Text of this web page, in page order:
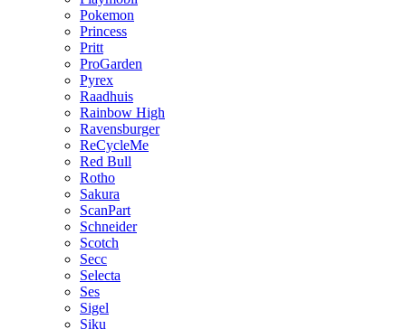
Pokemon
Princess
Pritt
ProGarden
Pyrex
Raadhuis
Rainbow High
Ravensburger
ReCycleMe
Red Bull
Rotho
Sakura
ScanPart
Schneider
Scotch
Secc
Selecta
Ses
Sigel
Siku